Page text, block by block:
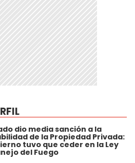
dio media sanción a la
de la Propiedad Privada:
tuvo que ceder en la Ley
del Fuego